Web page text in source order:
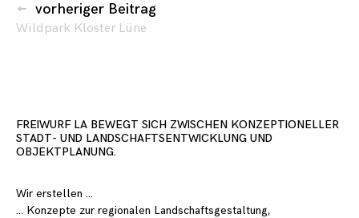
vorheriger Beitrag
Wildpark Kloster Lüne
FREIWURF LA BEWEGT SICH ZWISCHEN KONZEPTIONELLER
STADT- UND LANDSCHAFTSENTWICKLUNG UND
OBJEKTPLANUNG.
Wir erstellen …
… Konzepte zur regionalen Landschaftsgestaltung,